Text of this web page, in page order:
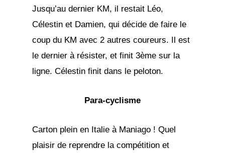
Jusqu’au dernier KM, il restait Léo,
Célestin et Damien, qui décide de faire le
coup du KM avec 2 autres coureurs. Il est
le dernier à résister, et finit 3ème sur la
ligne. Célestin finit dans le peloton.
Para-cyclisme
Carton plein en Italie à Maniago ! Quel
plaisir de reprendre la compétition et